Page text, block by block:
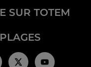
SUR TOTEM